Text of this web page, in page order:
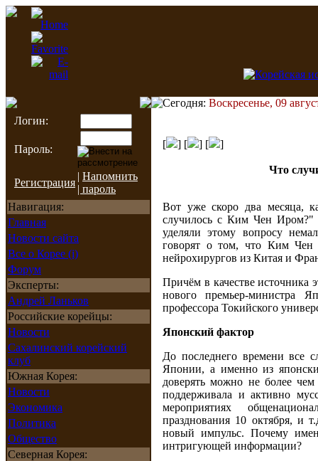
Логин:
Пароль:
Регистрация
| Напомнить
| пароль
Навигация:
Главная
Новости сайта
Все о Корее (i)
Форум
Эксперты:
Андрей Ланьков
Российские корейцы:
Новости
Сахалинский корейский
клуб
Южная Корея:
Новости
Экономика
Политика
Общество
Северная Корея:
Сегодня: Воскресенье, 09
[ ] [ ] [ ]
Что
Вот уже скоро два месяца,
случилось с Ким Чен
уделяли этому вопросу
говорят о том, что Ким Чен
нейрохирургов из Китая и
Причём в качестве
нового премьер-министра
профессора Токийского
Японский фактор
До последнего времени все
Японии, а именно из
доверять можно не более
поддерживала и активно
мероприятиях
празднования 10 октября, и
новый импульс. Почему
интригующей информации?